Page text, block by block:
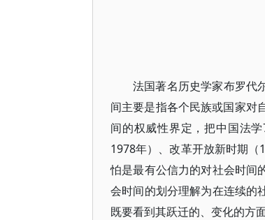
法国著名历史学家布罗代
间主要是指各个民族或国家对
间的权威性界定，把中国法
1978年）、改革开放新时期
怕是最有公信力的对社会时间
会时间的划分理解为在连续的
既要看到其跃迁的、变化的方